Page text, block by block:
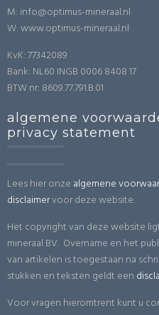
M: info@optimus-mineraal.nl
W: www.optimus-mineraal.nl
KvK: 77342089
Bank: NL60 INGB 0006 8408 17
BTW nr: 8609.77.791.B.01
algemene
privacy statement
Lees hier onze algemene
disclaimervoor deze website.
Het copyright van deze website
mineraal BV. Overname en het
van artikelen is toegestaan na
stukken en teksten geldt een
Voor vragen hieromtrent kunt u